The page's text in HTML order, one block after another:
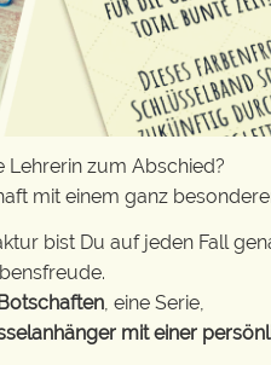
Lehrerin zum Abschied?
mit einem ganz
bist Du auf jeden Fall
, eine Serie,
mit einer